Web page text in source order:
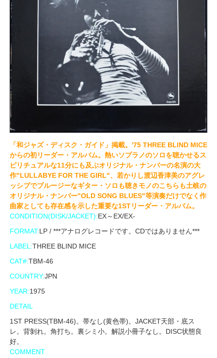
「和ジャズ・ディスク・ガイド」掲載。'75 THREE BLIND MICE
からの初リーダー・アルバム。熱いソプラノのソロを聴かせるス
ピリチュアルな11分にも及ぶオリジナル・ナンバーの名演の大
作"LULLABYE FOR THE GIRL"、若かりし渡辺香津美のアグレ
ッシブでブルージーなギター・ソロも聴きモノのこちらも土岐の
オリジナル・ナンバー"OLD SONG BLUES"等演奏だけでなく作
曲家としても存在感を示した重要な1STリーダー・アルバム。
CONDITION(DISK/JACKET):EX～EX/EX-
FORMAT:LP / ***アナログレコードです。CDではありません***
LABEL:THREE BLIND MICE
CAT#:TBM-46
COUNTRY:JPN
YEAR:1975
DETAIL
1ST PRESS(TBM-46)。帯なし(黄色帯)。JACKET天部・底ス
レ。背剝れ。角打ち。裏シミ小。解説小冊子なし。DISC状態良
好。
COMMENT